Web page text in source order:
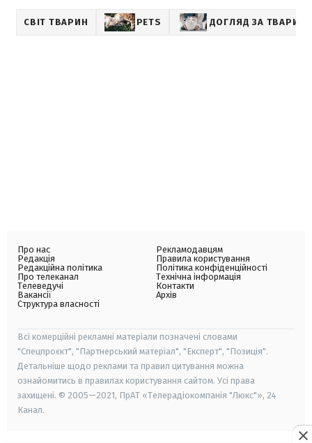
СВІТ ТВАРИН PETS ДОГЛЯД ЗА
Про нас
Редакція
Редакційна політика
Про телеканал
Телеведучі
Вакансії
Структура власності
Рекламодавцям
Правила користування
Політика конфіденційності
Технічна інформація
Контакти
Архів
Всі комерційні рекламні матеріали позначені словами
"Спецпроєкт", "Партнерський матеріал", "Експерт", "Позиція".
Детальніше щодо реклами та правил цитування можна
ознайомитись в правилах користування сайтом. Усі права
захищені. © 2005—2021, ПрАТ «Телерадіокомпанія "Люкс"», 24
Канал.